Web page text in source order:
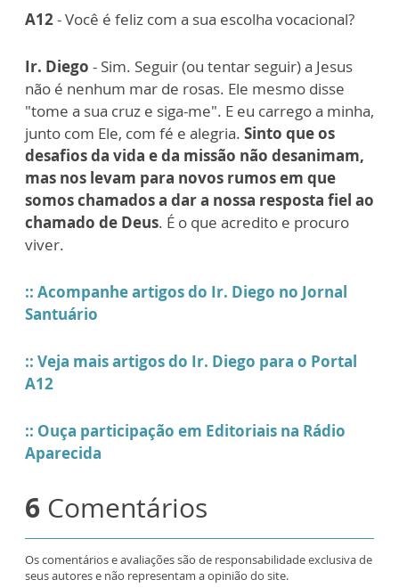
A12- Você é feliz com a sua escolha vocacional?
Ir. Diego - Sim. Seguir (ou tentar seguir) a Jesus
não é nenhum mar de rosas. Ele mesmo disse
"tome a sua cruz e siga-me". E eu carrego a minha,
junto com Ele, com fé e alegria. Sinto que os
desafios da vida e da missão não desanimam,
mas nos levam para novos rumos em que
somos chamados a dar a nossa resposta fiel ao
chamado de Deus. É o que acredito e procuro
viver.
:: Acompanhe artigos do Ir. Diego no Jornal
Santuário
:: Veja mais artigos do Ir. Diego para o Portal
A12
:: Ouça participação em Editoriais na Rádio
Aparecida
6 Comentários
Os comentários e avaliações são de responsabilidade exclusiva de
seus autores e não representam a opinião do site.